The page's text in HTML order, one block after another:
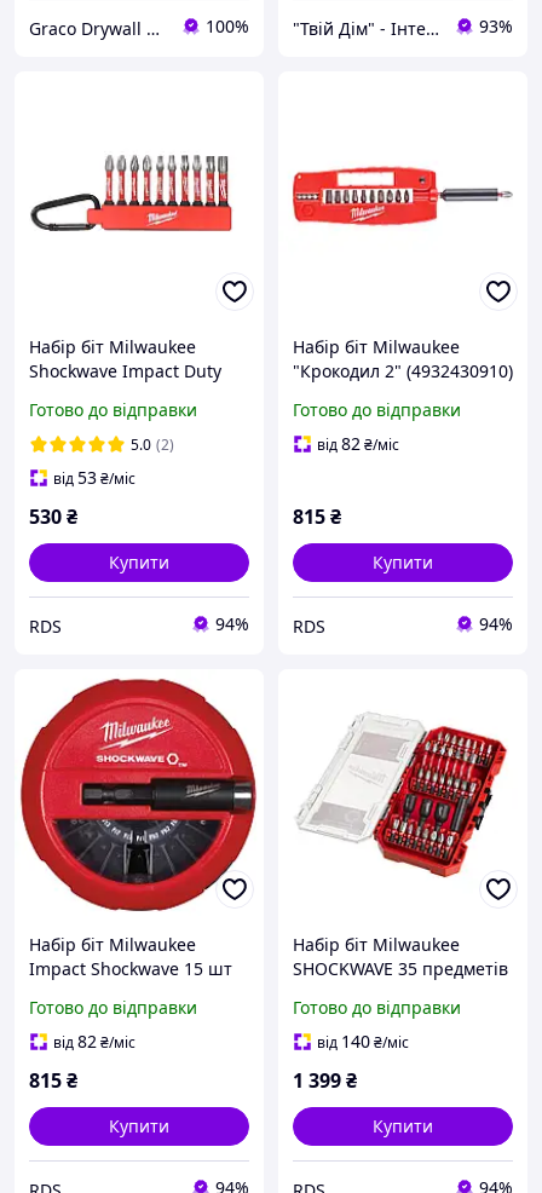
Graco Drywall Tools 100% "Твій Дім" - Інтернет-гіпермаркет 93%
Набір біт Milwaukee
Shockwave Impact Duty
/2xTX20/2xTX25/1xTX30) з
карабіном (4932480941)
Готово до відправки
5.0 (2)
від53₴/міс
530₴
Купити
RDS 94%
Набір біт Milwaukee
"Крокодил 2" (4932430910)
Готово до відправки
від82₴/міс
815₴
Купити
RDS 94%
Набір біт Milwaukee
Impact Shockwave 15 шт
Готово до відправки
від82₴/міс
815₴
Купити
94%
Набір біт Milwaukee
SHOCKWAVE 35 предметів
Готово до відправки
від 140₴/міс
1 399₴
Купити
94%